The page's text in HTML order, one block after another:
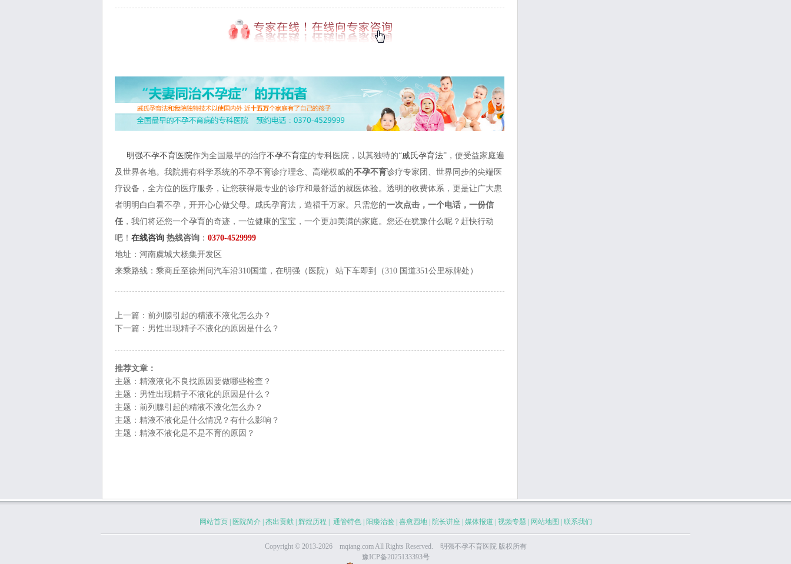
明强不孕不育医院作为全国最早的治疗不孕不育症的专科医院，以其独特的“戚氏孕育法”，使受益家庭遍
及世界各地。我院拥有科学系统的不孕不育诊疗理念、高端权威的不孕不育诊疗专家团、世界同步的尖端医
疗设备，全方位的医疗服务，让您获得最专业的诊疗和最舒适的就医体验。透明的收费体系，更是让广大患
者明明白白看不孕，开开心心做父母。戚氏孕育法，造福千万家。只需您的一次点击，一个电话，一份信
任 ，我们将还您一个孕育的奇迹，一位健康的宝宝，一个更加美满的家庭。您还在犹豫什么呢？赶快行动
吧！ 在线咨询 热线咨询 ： 0370-4529999
地址：河南虞城大杨集开发区
来乘路线：乘商丘至徐州间汽车沿310国道，在明强（医院） 站下车即到（310 国道351公里标牌处）
上一篇： 前列腺引起的精液不液化怎么办？
下一篇： 男性出现精子不液化的原因是什么？
推荐文章：
主题： 精液液化不良找原因要做哪些检查？
主题： 男性出现精子不液化的原因是什么？
主题： 前列腺引起的精液不液化怎么办？
主题： 精液不液化是什么情况？有什么影响？
主题： 精液不液化是不是不育的原因？
网站首页| 医院简介| 杰出贡献| 辉煌历程 | 通管特色| 阳痿治验| 喜愈园地| 院长讲座| 媒体报道 | 视频专题 | 网站地图 | 联系我们
Copyright © 2013-2026 mqiang.com All Rights Reserved. 明强不孕不育医院 版权所有
豫ICP备2025133393号